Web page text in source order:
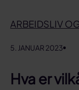
ARBEIDSLIV
5. JANUAR 2023
Hva er